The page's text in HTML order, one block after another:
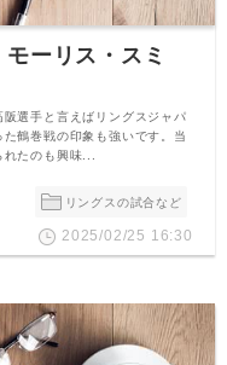
ーリス・スミ
選手と言えばリングスジャパ
鶴巻戦の印象も強いです。当
たのも興味...
リングスの試合など
2025/02/25 16:30